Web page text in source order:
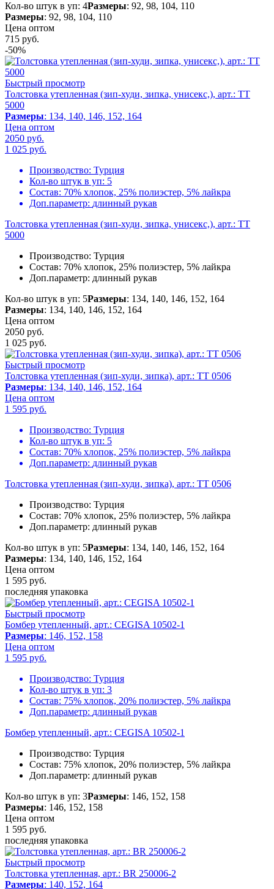
Кол-во штук в уп: 4Размеры: 92, 98, 104, 110
Размеры: 92, 98, 104, 110
Цена оптом
715 руб.
-50%
Быстрый просмотр
Толстовка утепленная (зип-худи, зипка, унисекс,), арт.: TT
5000
Размеры: 134, 140, 146, 152, 164
Цена оптом
2050 руб.
1 025 руб.
Производство: Турция
Кол-во штук в уп: 5
Состав: 70% хлопок, 25% полиэстер, 5% лайкра
Доп.параметр: длинный рукав
Толстовка утепленная (зип-худи, зипка, унисекс,), арт.: TT
5000
Производство: Турция
Состав: 70% хлопок, 25% полиэстер, 5% лайкра
Доп.параметр: длинный рукав
Кол-во штук в уп: 5Размеры: 134, 140, 146, 152, 164
Размеры: 134, 140, 146, 152, 164
Цена оптом
2050 руб.
1 025 руб.
Быстрый просмотр
Толстовка утепленная (зип-худи, зипка), арт.: TT 0506
Размеры: 134, 140, 146, 152, 164
Цена оптом
1 595 руб.
Производство: Турция
Кол-во штук в уп: 5
Состав: 70% хлопок, 25% полиэстер, 5% лайкра
Доп.параметр: длинный рукав
Толстовка утепленная (зип-худи, зипка), арт.: TT 0506
Производство: Турция
Состав: 70% хлопок, 25% полиэстер, 5% лайкра
Доп.параметр: длинный рукав
Кол-во штук в уп: 5Размеры: 134, 140, 146, 152, 164
Размеры: 134, 140, 146, 152, 164
Цена оптом
1 595 руб.
последняя упаковка
Быстрый просмотр
Бомбер утепленный, арт.: CEGISA 10502-1
Размеры: 146, 152, 158
Цена оптом
1 595 руб.
Производство: Турция
Кол-во штук в уп: 3
Состав: 75% хлопок, 20% полиэстер, 5% лайкра
Доп.параметр: длинный рукав
Бомбер утепленный, арт.: CEGISA 10502-1
Производство: Турция
Состав: 75% хлопок, 20% полиэстер, 5% лайкра
Доп.параметр: длинный рукав
Кол-во штук в уп: 3Размеры: 146, 152, 158
Размеры: 146, 152, 158
Цена оптом
1 595 руб.
последняя упаковка
Быстрый просмотр
Толстовка утепленная, арт.: BR 250006-2
Размеры: 140, 152, 164